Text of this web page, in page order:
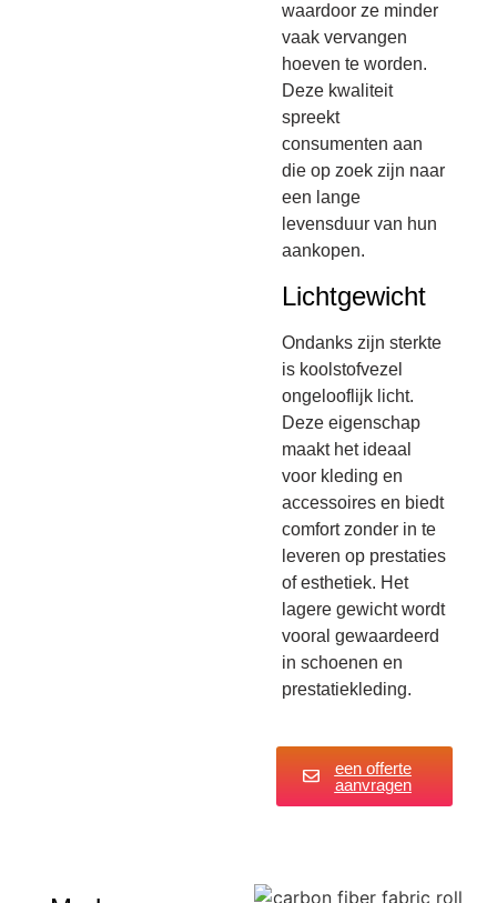
waardoor ze minder
vaak vervangen
hoeven te worden.
Deze kwaliteit
spreekt
consumenten aan
die op zoek zijn naar
een lange
levensduur van hun
aankopen.
Lichtgewicht
Ondanks zijn sterkte
is koolstofvezel
ongelooflijk licht.
Deze eigenschap
maakt het ideaal
voor kleding en
accessoires en biedt
comfort zonder in te
leveren op prestaties
of esthetiek. Het
lagere gewicht wordt
vooral gewaardeerd
in schoenen en
prestatiekleding.
een offerte
aanvragen